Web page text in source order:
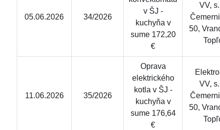
05.06.2026 34/2026
v ŠJ -
kuchyňa v
sume 172,20
€
VV,
50,
11.06.2026 35/2026
Oprava
elektrického
kotla v ŠJ -
kuchyňa v
sume 176,64
€
VV,
50,